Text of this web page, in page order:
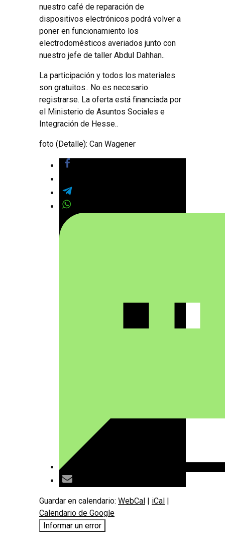
nuestro café de reparación de
dispositivos electrónicos podrá volver a
poner en funcionamiento los
electrodomésticos averiados junto con
nuestro jefe de taller Abdul Dahhan..
La participación y todos los materiales
son gratuitos.. No es necesario
registrarse. La oferta está financiada por
el Ministerio de Asuntos Sociales e
Integración de Hesse..
foto (Detalle): Can Wagener
Guardar en calendario: WebCal | iCal |
Calendario de Google
Informar un error